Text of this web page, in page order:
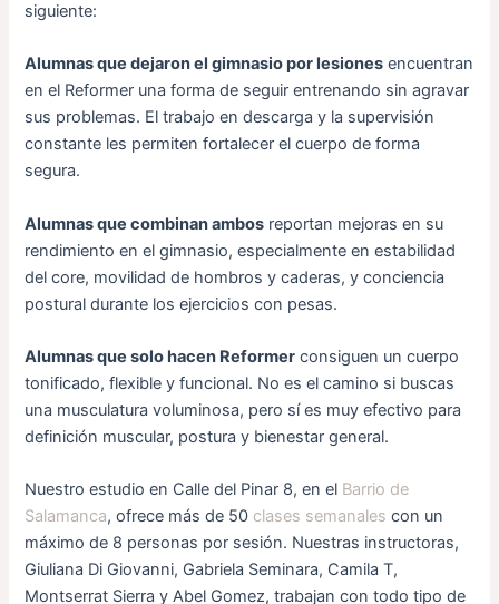
siguiente:
Alumnas que dejaron el gimnasio por lesiones encuentran
en el Reformer una forma de seguir entrenando sin agravar
sus problemas. El trabajo en descarga y la supervisión
constante les permiten fortalecer el cuerpo de forma
segura.
Alumnas que combinan ambos reportan mejoras en su
rendimiento en el gimnasio, especialmente en estabilidad
del core, movilidad de hombros y caderas, y conciencia
postural durante los ejercicios con pesas.
Alumnas que solo hacen Reformer consiguen un cuerpo
tonificado, flexible y funcional. No es el camino si buscas
una musculatura voluminosa, pero sí es muy efectivo para
definición muscular, postura y bienestar general.
Nuestro estudio en Calle del Pinar 8, en el Barrio de
Salamanca, ofrece más de 50 clases semanales con un
máximo de 8 personas por sesión. Nuestras instructoras,
Giuliana Di Giovanni, Gabriela Seminara, Camila T,
Montserrat Sierra y Abel Gomez, trabajan con todo tipo de